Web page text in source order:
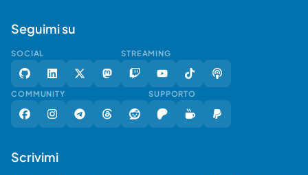
Seguimi su
SOCIAL STREAMING
COMMUNITY SUPPORTO
Scrivimi